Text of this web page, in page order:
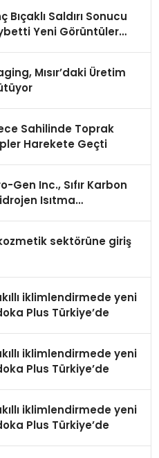
Bıçaklı Saldırı Sonucu
Yeni Görüntüler
Mısır’daki Üretim
Sahilinde Toprak
Harekete Geçti
Gen Inc., Sıfır Karbon
Isıtma
sektörüne giriş
iklimlendirmede yeni
Plus Türkiye’de
iklimlendirmede yeni
Plus Türkiye’de
iklimlendirmede yeni
Plus Türkiye’de